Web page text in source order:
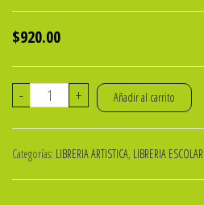
$920.00
-
PINCEL
SINTETICO
REDONDO
+ Añadir al carrito
Categorías: LIBRERIA ARTISTICA, LIBRERIA ESCOLAR